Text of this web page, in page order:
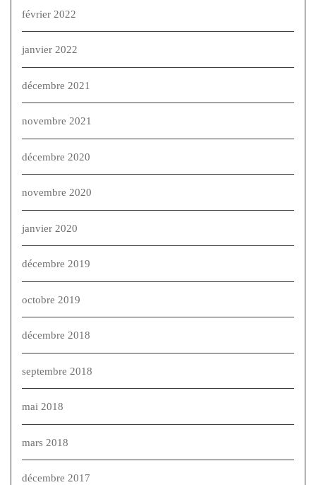
février 2022
janvier 2022
décembre 2021
novembre 2021
décembre 2020
novembre 2020
janvier 2020
décembre 2019
octobre 2019
décembre 2018
septembre 2018
mai 2018
mars 2018
décembre 2017